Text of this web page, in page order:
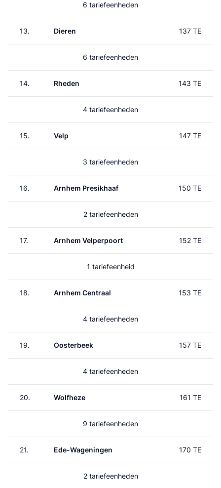
6 tariefeenheden
13. Dieren 137 TE
6 tariefeenheden
14. Rheden 143 TE
4 tariefeenheden
15. Velp 147 TE
3 tariefeenheden
16. Arnhem Presikhaaf 150 TE
2 tariefeenheden
17. Arnhem Velperpoort 152 TE
1 tariefeenheid
18. Arnhem Centraal 153 TE
4 tariefeenheden
19. Oosterbeek 157 TE
4 tariefeenheden
20. Wolfheze 161 TE
9 tariefeenheden
21. Ede-Wageningen 170 TE
2 tariefeenheden